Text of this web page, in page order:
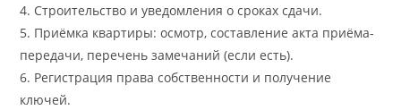
4. Строительство и уведомления о сроках сдачи.
5. Приёмка квартиры: осмотр, составление акта приёма-
передачи, перечень замечаний (если есть).
6. Регистрация права собственности и получение
ключей.